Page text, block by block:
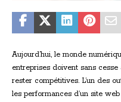
Aujourd’hui, le monde
entreprises doivent sans
rester compétitives. L’un des
les performances d’un site